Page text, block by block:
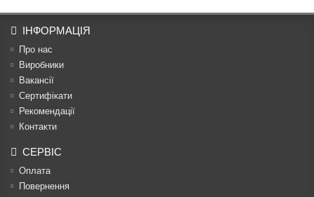
ІНФОРМАЦІЯ
Про нас
Виробники
Вакансії
Сертифікати
Рекомендації
Контакти
СЕРВІС
Оплата
Повернення